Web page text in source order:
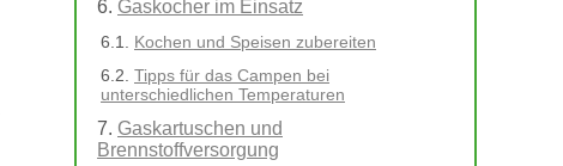
Gaskocher im Einsatz
Kochen und Speisen zubereiten
Tipps für das Campen bei
unterschiedlichen Temperaturen
Gaskartuschen und
Brennstoffversorgung